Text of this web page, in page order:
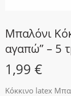
Μπαλόνι
αγαπώ” – 5
1,99 €
Κόκκινο latex